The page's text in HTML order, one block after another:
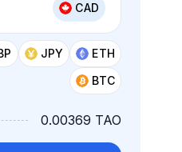
CAD
JPY
ETH
BTC
0.00369 TAO